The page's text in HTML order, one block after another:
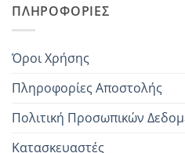
ΠΛΗΡΟΦΟΡΊΕΣ
Όροι Χρήσης
Πληροφορίες Αποστολής
Πολιτική Προσωπικών
Κατασκευαστές